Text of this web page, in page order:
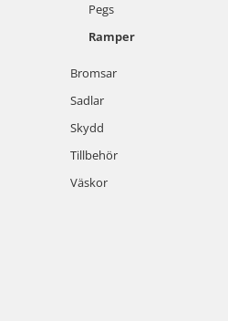
Pegs
Ramper
Bromsar
Sadlar
Skydd
Tillbehör
Väskor